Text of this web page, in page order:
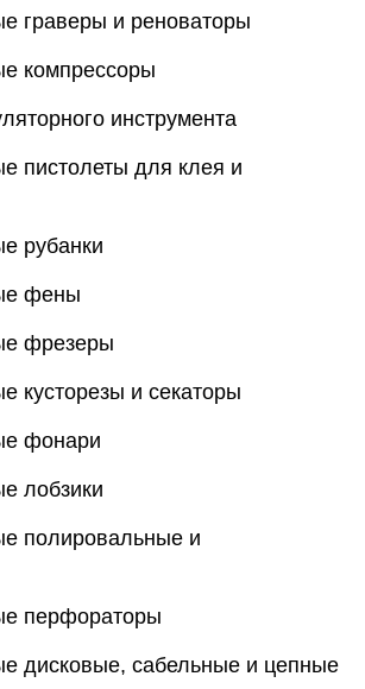
граверы и реноваторы
компрессоры
инструмента
пистолеты для клея и
рубанки
фены
фрезеры
кусторезы и секаторы
фонари
лобзики
полировальные и
перфораторы
дисковые, сабельные и цепные